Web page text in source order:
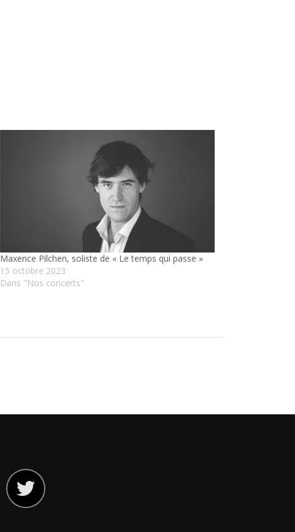
Maxence Pilchen, soliste de « Le temps qui passe »
15 octobre 2023
Dans "Nos concerts"